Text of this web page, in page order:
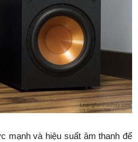
mạnh và hiệu suất âm thanh để